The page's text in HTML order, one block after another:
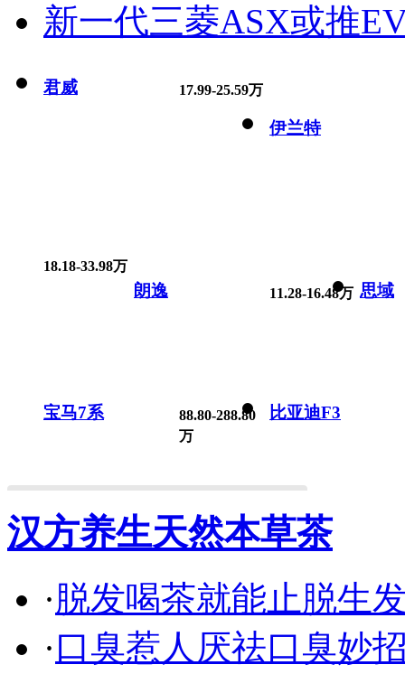
新一代三菱ASX或推
君威 17.99-25.59万
伊兰特
18.18-33.98万
朗逸 11.28-16.48万 思域
宝马7系
88.80-288.80
万
比亚迪F3
汉方养生天然本草茶
·脱发喝茶就能止脱生
·口臭惹人厌祛口臭妙